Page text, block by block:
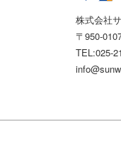
株式会社
〒950-
TEL:025-